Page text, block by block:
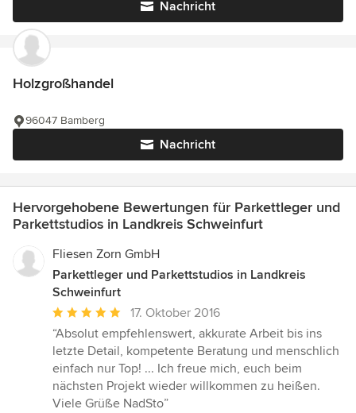
Nachricht
Holzgroßhandel
Nachricht
96047 Bamberg
Hervorgehobene Bewertungen für Parkettleger und
Parkettstudios in Landkreis Schweinfurt
Fliesen Zorn GmbH
Parkettleger und Parkettstudios in Landkreis
Schweinfurt
Durchschnittliche
Bewertung:
5
von
5
Sternen
17. Oktober 2016
“Absolut empfehlenswert, akkurate Arbeit bis ins
letzte Detail, kompetente Beratung und menschlich
einfach nur Top! ... Ich freue mich, euch beim
nächsten Projekt wieder willkommen zu heißen.
Viele Grüße NadSto”